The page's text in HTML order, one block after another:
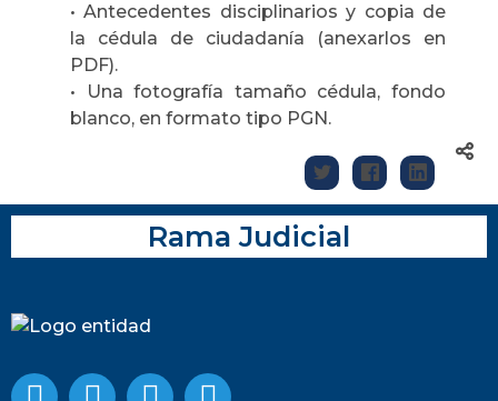
• Antecedentes disciplinarios y copia de
la cédula de ciudadanía (anexarlos en
PDF).
• Una fotografía tamaño cédula, fondo
blanco, en formato tipo PGN.
Rama Judicial